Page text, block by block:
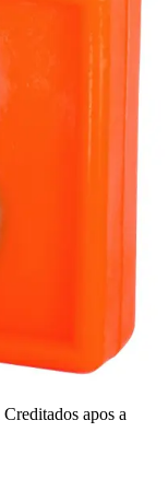
Creditados apos a